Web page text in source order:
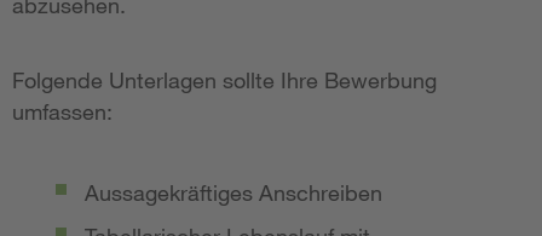
Folgende Unterlagen sollte Ihre Bewerbung
umfassen:
Aussagekräftiges Anschreiben